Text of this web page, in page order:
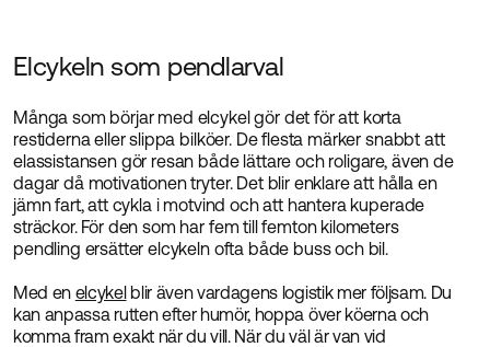
Elcykeln som pendlarval
Många som börjar med elcykel gör det för att korta
restiderna eller slippa bilköer. De flesta märker snabbt att
elassistansen gör resan både lättare och roligare, även de
dagar då motivationen tryter. Det blir enklare att hålla en
jämn fart, att cykla i motvind och att hantera kuperade
sträckor. För den som har fem till femton kilometers
pendling ersätter elcykeln ofta både buss och bil.
Med en elcykelblir även vardagens logistik mer följsam. Du
kan anpassa rutten efter humör, hoppa över köerna och
komma fram exakt när du vill. När du väl är van vid